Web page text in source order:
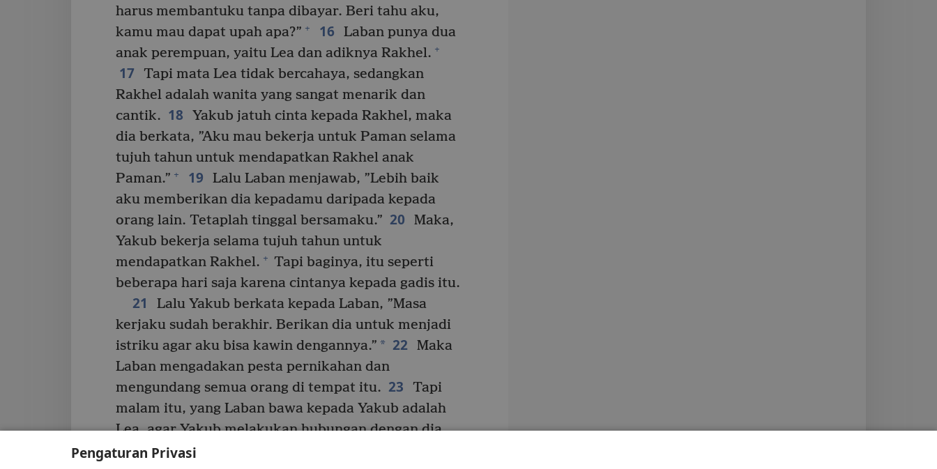
Pengaturan Privasi
harus membantuku tanpa dibayar. Beri tahu aku,
kamu mau dapat upah apa?” + 16
Laban punya dua
anak perempuan, yaitu Lea dan adiknya Rakhel. +
17
Tapi mata Lea tidak bercahaya, sedangkan
Rakhel adalah wanita yang sangat menarik dan
cantik. 18
Yakub jatuh cinta kepada Rakhel, maka
dia berkata, ”Aku mau bekerja untuk Paman selama
tujuh tahun untuk mendapatkan Rakhel anak
Paman.” + 19
Lalu Laban menjawab, ”Lebih baik
aku memberikan dia kepadamu daripada kepada
orang lain. Tetaplah tinggal bersamaku.” 20
Maka,
Yakub bekerja selama tujuh tahun untuk
mendapatkan Rakhel. + Tapi baginya, itu seperti
beberapa hari saja karena cintanya kepada gadis itu.
21
Lalu Yakub berkata kepada Laban, ”Masa
kerjaku sudah berakhir. Berikan dia untuk menjadi
istriku agar aku bisa kawin dengannya.” * 22
Maka
Laban mengadakan pesta pernikahan dan
mengundang semua orang di tempat itu. 23
Tapi
malam itu, yang Laban bawa kepada Yakub adalah
Lea, agar Yakub melakukan hubungan dengan dia.
24 Laban juga memberikan Zilpa hamba